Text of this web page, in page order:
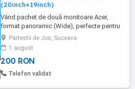
(20inch+19inch)
Vând pachet de două monitoare Acer,
format panoramic (Wide), perfecte pentru
un setup productiv cu două ecrane. Sunt
ideale pentru munca de acasă (Excel,
documente, browsing) sau pentru elevi,
oferind mult mai mult spațiu de lucru
decât un singur monitor. 1. Monitor Acer
Partestii de Jos, Suceava
1 august
200 RON
Telefon validat